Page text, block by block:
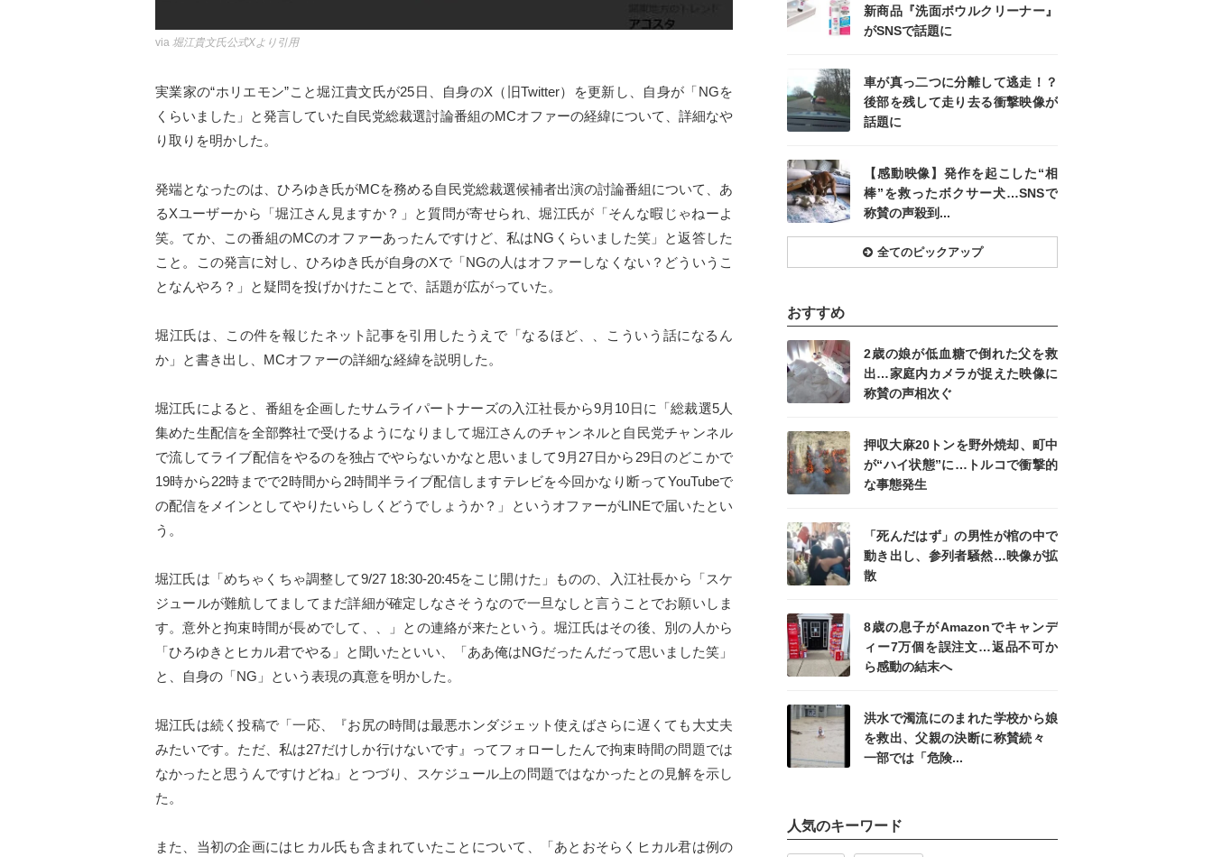
via 堀江貴文氏公式Xより引用
実業家の“ホリエモン”こと堀江貴文氏が25日、自身のX（旧Twitter）を更新し、自身が「NGを
くらいました」と発言していた自民党総裁選討論番組のMCオファーの経緯について、詳細なや
り取りを明かした。
発端となったのは、ひろゆき氏がMCを務める自民党総裁選候補者出演の討論番組について、あ
るXユーザーから「堀江さん見ますか？」と質問が寄せられ、堀江氏が「そんな暇じゃねーよ
笑。てか、この番組のMCのオファーあったんですけど、私はNGくらいました笑」と返答した
こと。この発言に対し、ひろゆき氏が自身のXで「NGの人はオファーしなくない？どういうこ
となんやろ？」と疑問を投げかけたことで、話題が広がっていた。
堀江氏は、この件を報じたネット記事を引用したうえで「なるほど、、こういう話になるん
か」と書き出し、MCオファーの詳細な経緯を説明した。
堀江氏によると、番組を企画したサムライパートナーズの入江社長から9月10日に「総裁選5人
集めた生配信を全部弊社で受けるようになりまして堀江さんのチャンネルと自民党チャンネル
で流してライブ配信をやるのを独占でやらないかなと思いまして9月27日から29日のどこかで
19時から22時までで2時間から2時間半ライブ配信しますテレビを今回かなり断ってYouTubeで
の配信をメインとしてやりたいらしくどうでしょうか？」というオファーがLINEで届いたとい
う。
堀江氏は「めちゃくちゃ調整して9/27 18:30-20:45をこじ開けた」ものの、入江社長から「スケ
ジュールが難航してましてまだ詳細が確定しなさそうなので一旦なしと言うことでお願いしま
す。意外と拘束時間が長めでして、、」との連絡が来たという。堀江氏はその後、別の人から
「ひろゆきとヒカル君でやる」と聞いたといい、「ああ俺はNGだったんだって思いました笑」
と、自身の「NG」という表現の真意を明かした。
堀江氏は続く投稿で「一応、『お尻の時間は最悪ホンダジェット使えばさらに遅くても大丈夫
みたいです。ただ、私は27だけしか行けないです』ってフォローしたんで拘束時間の問題では
なかったと思うんですけどね」とつづり、スケジュール上の問題ではなかったとの見解を示し
た。
また、当初の企画にはヒカル氏も含まれていたことについて、「あとおそらくヒカル君は例の
新商品『洗面ボウルクリーナー』
がSNSで話題に
車が真っ二つに分離して逃走！？
後部を残して走り去る衝撃映像が
話題に
【感動映像】発作を起こした“相
棒”を救ったボクサー犬…SNSで
称賛の声殺到...
全てのピックアップ
おすすめ
2歳の娘が低血糖で倒れた父を救
出…家庭内カメラが捉えた映像に
称賛の声相次ぐ
記事を読む
押収大麻20トンを野外焼却、町中
が“ハイ状態”に…トルコで衝撃的
な事態発生
記事を読む
「死んだはず」の男性が棺の中で
動き出し、参列者騒然…映像が拡
散
8歳の息子がAmazonでキャンデ
ィー7万個を誤注文…返品不可か
ら感動の結末へ
記事を読む
洪水で濁流にのまれた学校から娘
を救出、父親の決断に称賛続々
一部では「危険...
人気のキーワード